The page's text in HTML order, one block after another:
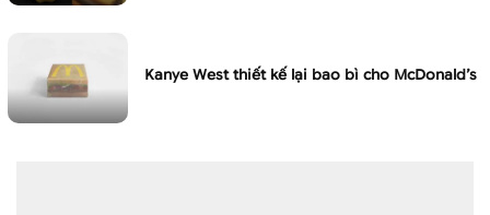
Kanye West thiết kế lại bao bì cho McDonald’s